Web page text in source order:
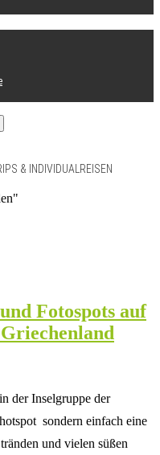
& INDIVIDUALREISEN
Fotospots auf
der Inselgruppe der
sondern einfach eine
und vielen süßen